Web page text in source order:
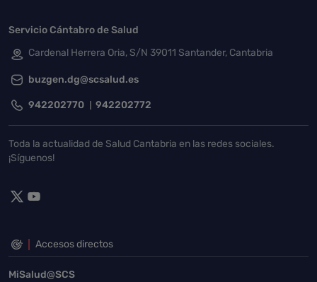
Servicio Cántabro de Salud
Cardenal Herrera Oria, S/N 39011 Santander, Cantabria
buzgen.dg@scsalud.es
942202770 942202772
Toda la actualidad de Salud Cantabria en las redes sociales.
¡Síguenos!
Accesos directos
MiSalud@SCS